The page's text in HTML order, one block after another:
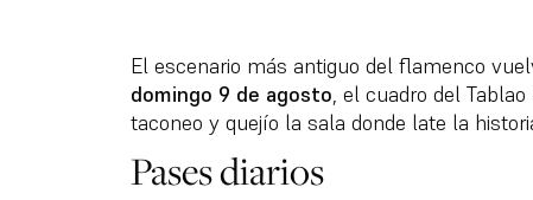
El escenario más antiguo del flamenco
domingo 9 de agosto, el cuadro del
taconeo y quejío la sala donde late la
Pases diarios